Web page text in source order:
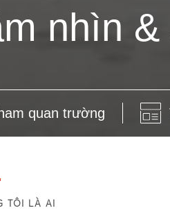
nhìn
quan trường
TÔI LÀ AI